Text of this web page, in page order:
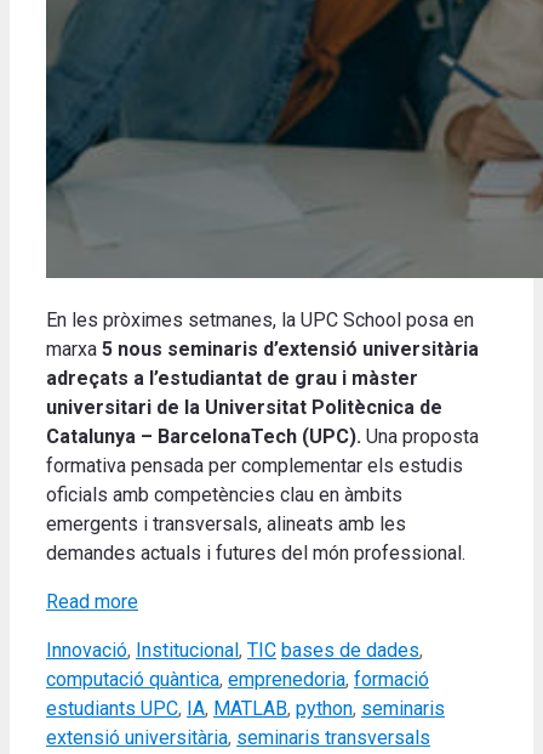
En les pròximes setmanes, la UPC School posa en
marxa 5 nous seminaris d’extensió universitària
adreçats a l’estudiantat de grau i màster
universitari de la Universitat Politècnica de
Catalunya – BarcelonaTech (UPC). Una proposta
formativa pensada per complementar els estudis
oficials amb competències clau en àmbits
emergents i transversals, alineats amb les
demandes actuals i futures del món professional.
Read more
Categories
Innovació, Institucional , TIC Tags
bases de dades,
computació quàntica, emprenedoria, formació
estudiants UPC, IA, MATLAB, python, seminaris
extensió universitària, seminaris transversals